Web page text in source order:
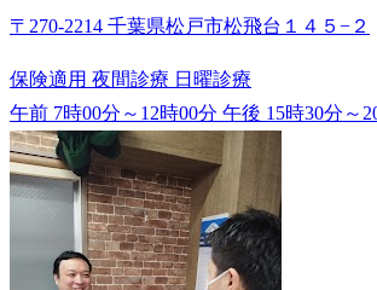
〒270-2214 千葉県松戸市松飛台１４５−２
保険適用 夜間診療 日曜診療
午前 7時00分～12時00分 午後 15時30分～